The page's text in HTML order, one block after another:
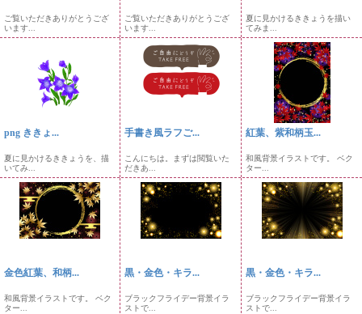
ご覧いただきありがとうござ
います...
ご覧いただきありがとうござ
います...
夏に見かけるききょうを描い
てみま...
png ききょ...
夏に見かけるききょうを、描
いてみ...
手書き風ラフご...
こんにちは。まずは閲覧いた
だきあ...
紅葉、紫和柄玉...
和風背景イラストです。 ベク
ター...
金色紅葉、和柄...
和風背景イラストです。 ベク
ター...
黒・金色・キラ...
ブラックフライデー背景イラ
ストで...
黒・金色・キラ...
ブラックフライデー背景イラ
ストで...